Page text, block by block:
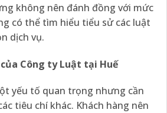
không nên đánh đồng với mức
có thể tìm hiểu tiểu sử các luật
dịch vụ.
Công ty Luật tại Huế
yếu tố quan trọng nhưng cần
tiêu chí khác. Khách hàng nên